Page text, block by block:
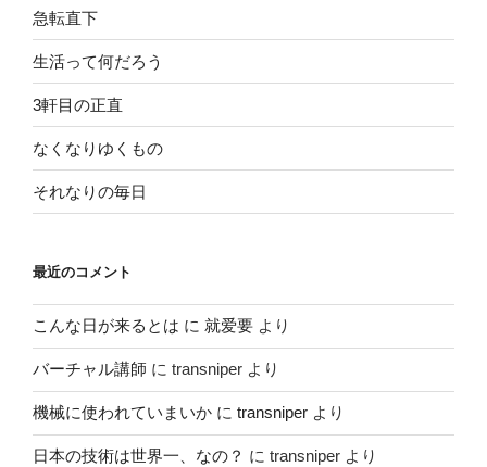
急転直下
生活って何だろう
3軒目の正直
なくなりゆくもの
それなりの毎日
最近のコメント
こんな日が来るとは に 就爱要 より
バーチャル講師 に transniper より
機械に使われていまいか に transniper より
日本の技術は世界一、なの？ に transniper より